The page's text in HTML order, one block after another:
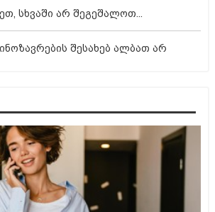
სხვაში არ შეგეშალოთ...
შესახებ ალბათ არ